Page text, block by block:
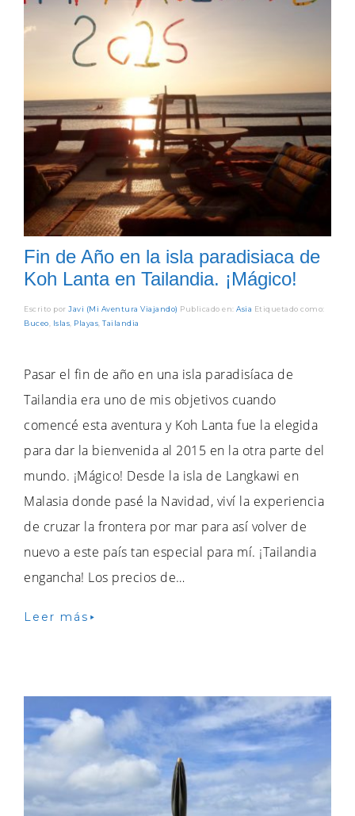
Fin de Año en la isla paradisiaca de
Koh Lanta en Tailandia. ¡Mágico!
Escrito por Javi (Mi Aventura Viajando) Publicado en: Asia Etiquetado como:
Buceo, Islas, Playas, Tailandia
Pasar el fin de año en una isla paradisíaca de
Tailandia era uno de mis objetivos cuando
comencé esta aventura y Koh Lanta fue la elegida
para dar la bienvenida al 2015 en la otra parte del
mundo. ¡Mágico! Desde la isla de Langkawi en
Malasia donde pasé la Navidad, viví la experiencia
de cruzar la frontera por mar para así volver de
nuevo a este país tan especial para mí. ¡Tailandia
engancha! Los precios de…
Leer más